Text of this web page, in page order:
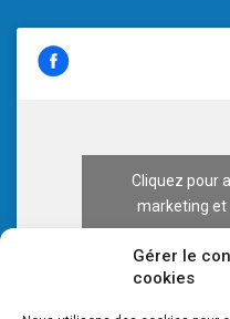
Gérer le
cookies
Cliquez pour
marketing et